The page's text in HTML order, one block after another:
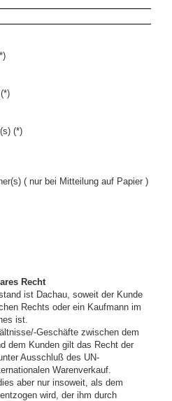
(*)
( nur bei Mitteilung auf Papier )
Recht
ist Dachau, soweit der Kunde
Rechts oder ein Kaufmann im
ist.
Geschäfte zwischen dem
dem Kunden gilt das Recht der
Ausschluß des UN-
Warenverkauf.
aber nur insoweit, als dem
wird, der ihm durch